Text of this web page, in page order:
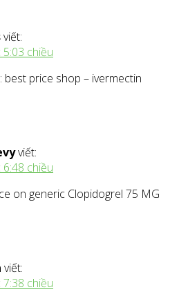
viết:
chiều
best price shop – ivermectin
viết:
chiều
on generic Clopidogrel 75 MG
viết:
chiều